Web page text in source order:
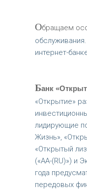
Обращаем
интернет-
Банк
«Открытие»
лидирующие
Жизнь»,
«Открытый
(«АА-(RU)») и
года
передовых